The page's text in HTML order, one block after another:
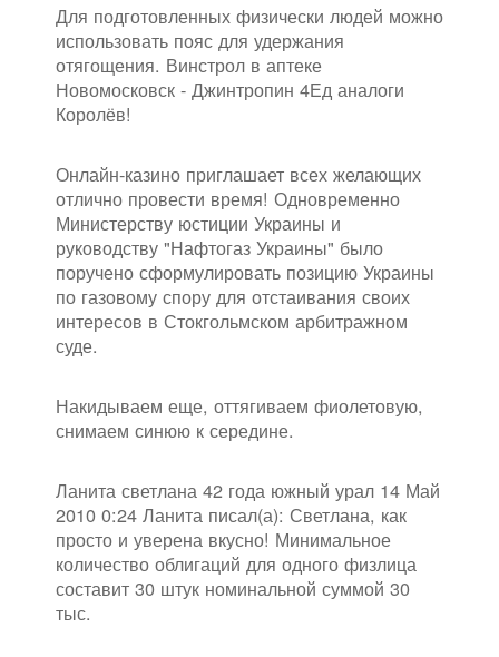
Для подготовленных физически людей можно
использовать пояс для удержания
отягощения. Винстрол в аптеке
Новомосковск - Джинтропин 4Ед аналоги
Королёв!
Онлайн-казино приглашает всех желающих
отлично провести время! Одновременно
Министерству юстиции Украины и
руководству "Нафтогаз Украины" было
поручено сформулировать позицию Украины
по газовому спору для отстаивания своих
интересов в Стокгольмском арбитражном
суде.
Накидываем еще, оттягиваем фиолетовую,
снимаем синюю к середине.
Ланита светлана 42 года южный урал 14 Май
2010 0:24 Ланита писал(а): Светлана, как
просто и уверена вкусно! Минимальное
количество облигаций для одного физлица
составит 30 штук номинальной суммой 30
тыс.